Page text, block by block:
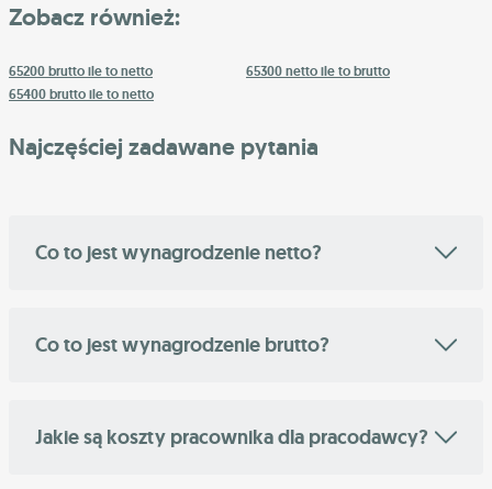
Zobacz również:
65200 brutto ile to netto
65300 netto ile to brutto
65400 brutto ile to netto
Najczęściej zadawane pytania
Co to jest wynagrodzenie netto?
Co to jest wynagrodzenie brutto?
Jakie są koszty pracownika dla pracodawcy?